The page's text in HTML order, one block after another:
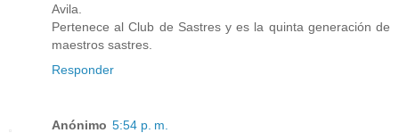
Avila.
Pertenece al Club de Sastres y es la quinta generación de
maestros sastres.
Responder
Anónimo 5:54 p. m.